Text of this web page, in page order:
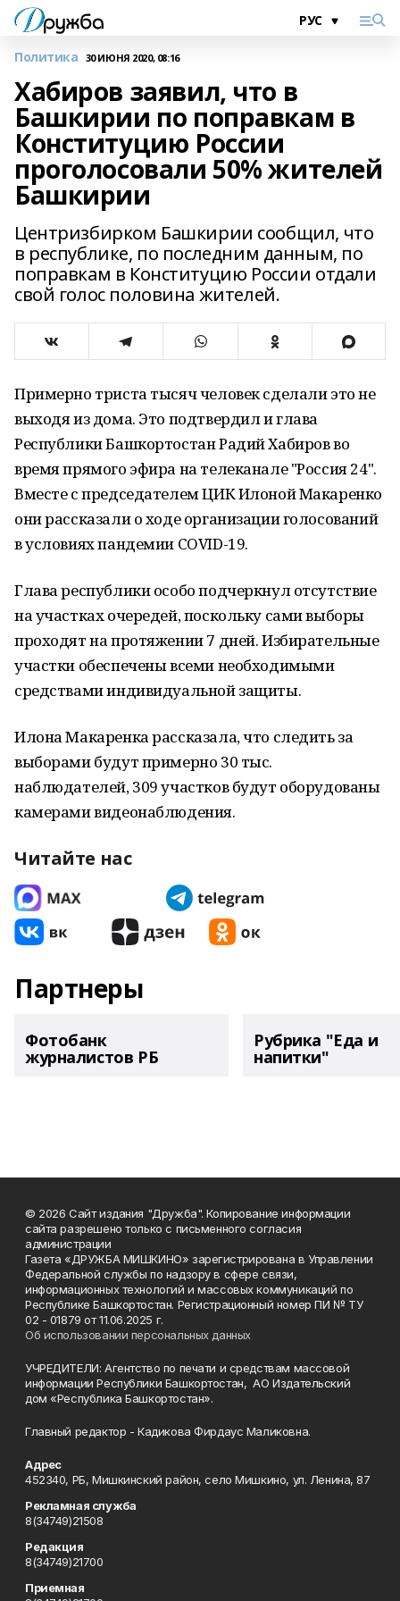
Политика 30 ИЮНЯ 2020, 08:16
Хабиров заявил, что в
Башкирии по поправкам в
Конституцию России
проголосовали 50% жителей
Башкирии
Центризбирком Башкирии сообщил, что
в республике, по последним данным, по
поправкам в Конституцию России отдали
свой голос половина жителей.
Примерно триста тысяч человек сделали это не
выходя из дома. Это подтвердил и глава
Республики Башкортостан Радий Хабиров во
время прямого эфира на телеканале "Россия 24".
Вместе с председателем ЦИК Илоной Макаренко
они рассказали о ходе организации голосований
в условиях пандемии COVID-19.
Глава республики особо подчеркнул отсутствие
на участках очередей, поскольку сами выборы
проходят на протяжении 7 дней. Избирательные
участки обеспечены всеми необходимыми
средствами индивидуальной защиты.
Илона Макаренка рассказала, что следить за
выборами будут примерно 30 тыс.
наблюдателей, 309 участков будут оборудованы
камерами видеонаблюдения.
Читайте нас
Партнеры
Фотобанк
журналистов РБ
Рубрика "Еда и
напитки"
© 2026 Сайт издания "Дружба". Копирование информации
сайта разрешено только с письменного согласия
администрации
Газета «ДРУЖБА МИШКИНО» зарегистрирована в Управлении
Федеральной службы по надзору в сфере связи,
информационных технологий и массовых коммуникаций по
Республике Башкортостан. Регистрационный номер ПИ № ТУ
02 - 01879 от 11.06.2025 г.
Об использовании персональных данных
УЧРЕДИТЕЛИ: Агентство по печати и средствам массовой
информации Республики Башкортостан, АО Издательский
дом «Республика Башкортостан».
Главный редактор - Кадикова Фирдаус Маликовна.
Адрес
452340, РБ, Мишкинский район, село Мишкино, ул. Ленина, 87
Рекламная служба
8(34749)21508
Редакция
8(34749)21700
Приемная